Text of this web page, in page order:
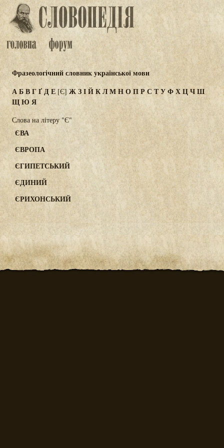
Фразеологічний словник української мови
АБВГҐДЕ [Є] ЖЗІЙКЛМНОПР СТУФХЦЧШ
ЩЮ Я
Слова на літеру "Є"
ЄВА
ЄВРОПА
ЄГИПЕТСЬКИЙ
ЄДИНИЙ
ЄРИХОНСЬКИЙ